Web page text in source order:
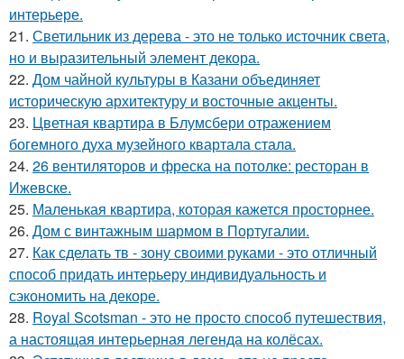
интерьере.
21. Светильник из дерева - это не только источник света,
но и выразительный элемент декора.
22. Дом чайной культуры в Казани объединяет
историческую архитектуру и восточные акценты.
23. Цветная квартира в Блумсбери отражением
богемного духа музейного квартала стала.
24. 26 вентиляторов и фреска на потолке: ресторан в
Ижевске.
25. Маленькая квартира, которая кажется просторнее.
26. Дом с винтажным шармом в Португалии.
27. Как сделать тв - зону своими руками - это отличный
способ придать интерьеру индивидуальность и
сэкономить на декоре.
28. Royal Scotsman - это не просто способ путешествия,
а настоящая интерьерная легенда на колёсах.